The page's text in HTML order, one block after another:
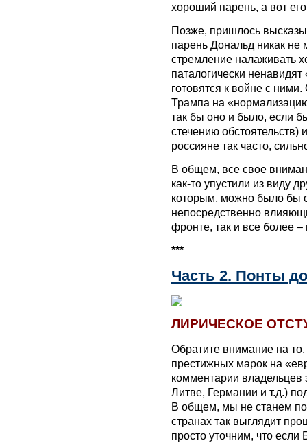
хороший парень, а вот
Позже, пришлось
парень Дональд никак не
стремление налаживать
паталогически
готовятся к войне с
Трампа на
так бы оно и было, если
стечению
россияне так часто,
В общем, все свое
как-то упустили из виду
которым, можно было бы
непосредственно
фронте, так и все более
***
Часть 2. Понты
ЛИРИЧЕСКОЕ
Обратите внимание на
престижных марок на
комментарии владельцев
Литве, Германии и т.д.)
В общем, мы не станем
странах так выглядит
просто уточним, что